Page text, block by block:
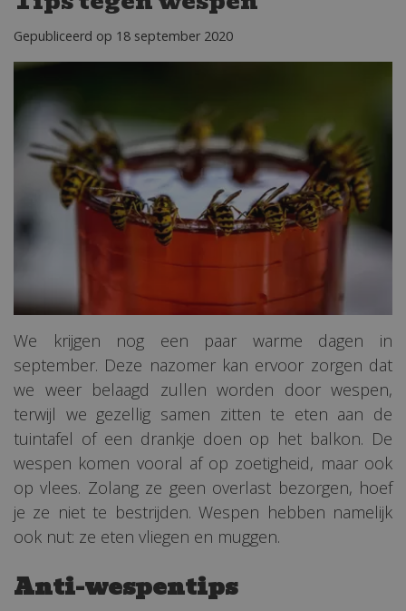
Gepubliceerd op 18 september 2020
We krijgen nog een paar warme dagen in
september. Deze nazomer kan ervoor zorgen dat
we weer belaagd zullen worden door wespen,
terwijl we gezellig samen zitten te eten aan de
tuintafel of een drankje doen op het balkon. De
wespen komen vooral af op zoetigheid, maar ook
op vlees. Zolang ze geen overlast bezorgen, hoef
je ze niet te bestrijden. Wespen hebben namelijk
ook nut: ze eten vliegen en muggen.
Anti-wespentips